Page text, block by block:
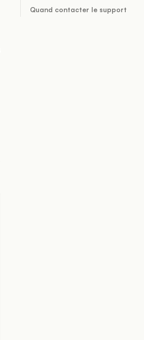
Quand contacter le support